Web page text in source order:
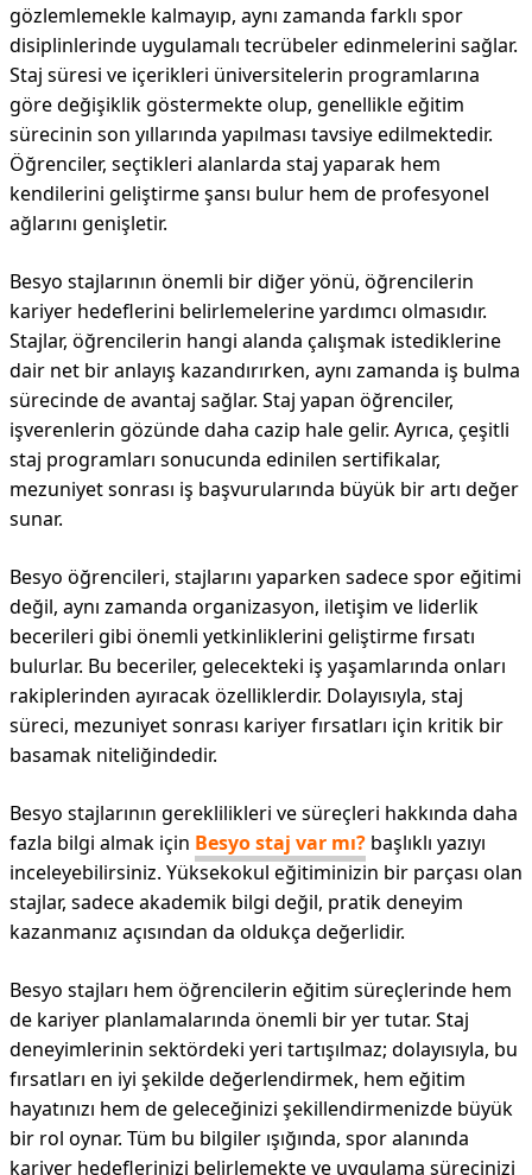
gözlemlemekle kalmayıp, aynı zamanda farklı spor
disiplinlerinde uygulamalı tecrübeler edinmelerini sağlar.
Staj süresi ve içerikleri üniversitelerin programlarına
göre değişiklik göstermekte olup, genellikle eğitim
sürecinin son yıllarında yapılması tavsiye edilmektedir.
Öğrenciler, seçtikleri alanlarda staj yaparak hem
kendilerini geliştirme şansı bulur hem de profesyonel
ağlarını genişletir.
Besyo stajlarının önemli bir diğer yönü, öğrencilerin
kariyer hedeflerini belirlemelerine yardımcı olmasıdır.
Stajlar, öğrencilerin hangi alanda çalışmak istediklerine
dair net bir anlayış kazandırırken, aynı zamanda iş bulma
sürecinde de avantaj sağlar. Staj yapan öğrenciler,
işverenlerin gözünde daha cazip hale gelir. Ayrıca, çeşitli
staj programları sonucunda edinilen sertifikalar,
mezuniyet sonrası iş başvurularında büyük bir artı değer
sunar.
Besyo öğrencileri, stajlarını yaparken sadece spor eğitimi
değil, aynı zamanda organizasyon, iletişim ve liderlik
becerileri gibi önemli yetkinliklerini geliştirme fırsatı
bulurlar. Bu beceriler, gelecekteki iş yaşamlarında onları
rakiplerinden ayıracak özelliklerdir. Dolayısıyla, staj
süreci, mezuniyet sonrası kariyer fırsatları için kritik bir
basamak niteliğindedir.
Besyo stajlarının gereklilikleri ve süreçleri hakkında daha
fazla bilgi almak için Besyo staj var mı? başlıklı yazıyı
inceleyebilirsiniz. Yüksekokul eğitiminizin bir parçası olan
stajlar, sadece akademik bilgi değil, pratik deneyim
kazanmanız açısından da oldukça değerlidir.
Besyo stajları hem öğrencilerin eğitim süreçlerinde hem
de kariyer planlamalarında önemli bir yer tutar. Staj
deneyimlerinin sektördeki yeri tartışılmaz; dolayısıyla, bu
fırsatları en iyi şekilde değerlendirmek, hem eğitim
hayatınızı hem de geleceğinizi şekillendirmenizde büyük
bir rol oynar. Tüm bu bilgiler ışığında, spor alanında
kariyer hedeflerinizi belirlemekte ve uygulama sürecinizi